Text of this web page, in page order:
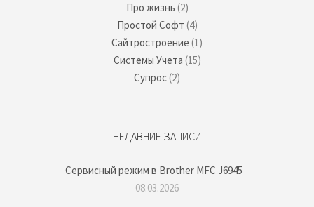
Про жизнь (2)
Простой Софт (4)
Сайтростроение (1)
Системы Учета (15)
Супрос(2)
НЕДАВНИЕ ЗАПИСИ
Сервисный режим в Brother MFC J6945
08.03.2026